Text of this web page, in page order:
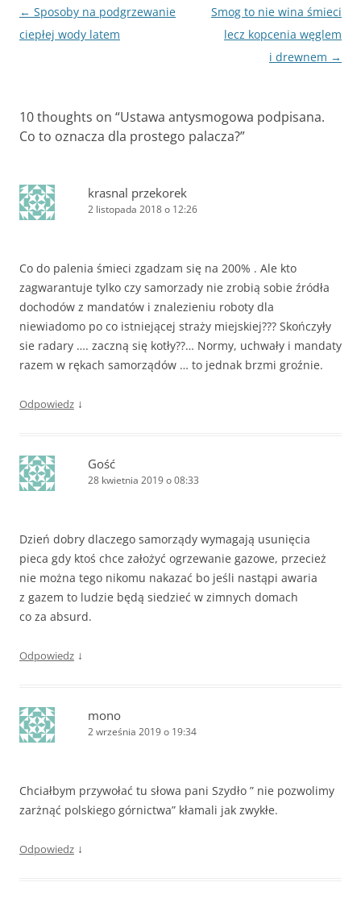
Zobacz
wpisy
← Sposoby na podgrzewanie
ciepłej wody latem
Smog to nie wina śmieci
lecz kopcenia węglem
i drewnem →
10 thoughts on “Ustawa antysmogowa podpisana.
Co to oznacza dla prostego palacza?”
krasnal przekorek
2 listopada 2018 o 12:26
Co do palenia śmieci zgadzam się na 200% . Ale kto
zagwarantuje tylko czy samorzady nie zrobią sobie źródła
dochodów z mandatów i znalezieniu roboty dla
niewiadomo po co istniejącej straży miejskiej??? Skończyły
sie radary …. zaczną się kotły??… Normy, uchwały i mandaty
razem w rękach samorządów … to jednak brzmi groźnie.
Odpowiedz ↓
Gość
28 kwietnia 2019 o 08:33
Dzień dobry dlaczego samorządy wymagają usunięcia
pieca gdy ktoś chce założyć ogrzewanie gazowe, przecież
nie można tego nikomu nakazać bo jeśli nastąpi awaria
z gazem to ludzie będą siedzieć w zimnych domach
co za absurd.
Odpowiedz ↓
mono
2 września 2019 o 19:34
Chciałbym przywołać tu słowa pani Szydło ” nie pozwolimy
zarżnąć polskiego górnictwa” kłamali jak zwykłe.
Odpowiedz ↓